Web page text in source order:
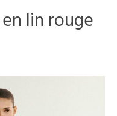
lin rouge